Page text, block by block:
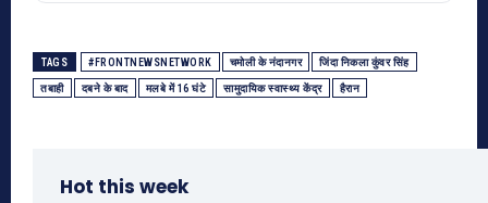
TAGS #FRONTNEWSNETWORK चमोली के नंदानगर जिंदा निकला कुंवर सिंह
तबाही दबने के बाद मलबे में 16 घंटे सामुदायिक स्वास्थ्य केंद्र हैरान
Hot this week